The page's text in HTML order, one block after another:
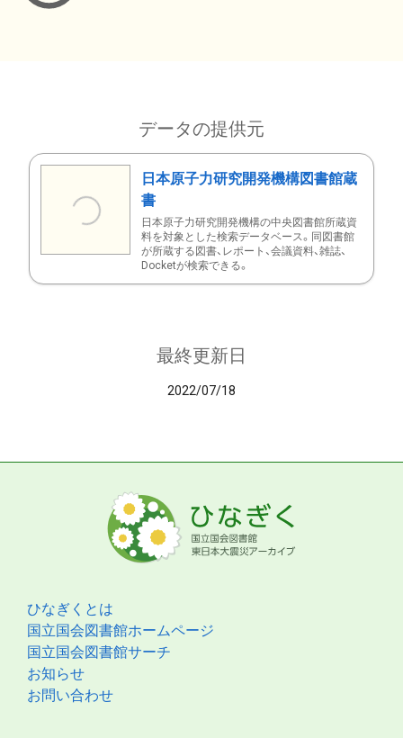
データの提供元
日本原子力研究開発機構図書館蔵
書
日本原子力研究開発機構の中央図書館所蔵資
料を対象とした検索データベース。同図書館
が所蔵する図書、レポート、会議資料、雑誌、
Docketが検索できる。
最終更新日
2022/07/18
ひなぎくとは
国立国会図書館ホームページ
国立国会図書館サーチ
お知らせ
お問い合わせ